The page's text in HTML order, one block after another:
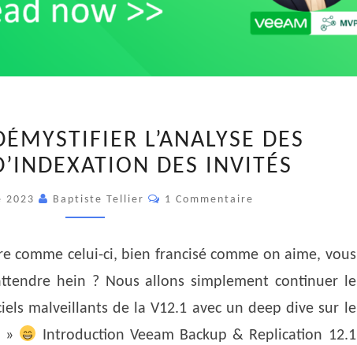
12.1
–
DONNÉES
D’INDEXATION
DES
L’ANALYSE DES
DES INVITÉS
2023 Baptiste Tellier Commentaires
1 Commentaire
comme celui-ci, bien francisé comme on aime, vous
hein ? Nous allons simplement continuer le
malveillants de la V12.1 avec un deep dive sur le
»
Introduction Veeam Backup & Replication 12.1